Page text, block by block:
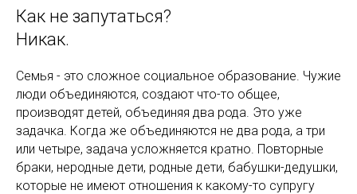
Как не запутаться?
Никак.
Семья - это сложное социальное образование. Чужие
люди объединяются, создают что-то общее,
производят детей, объединяя два рода. Это уже
задачка. Когда же объединяются не два рода, а три
или четыре, задача усложняется кратно. Повторные
браки, неродные дети, родные дети, бабушки-дедушки,
которые не имеют отношения к какому-то супругу